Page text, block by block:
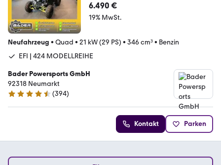
6.490 €
19% MwSt.
Neufahrzeug • Quad • 21 kW (29 PS) • 346 cm³• Benzin
EFI | 424 MODELLREIHE
Bader Powersports GmbH
92318 Neumarkt
4.6 Sterne
(394)
Kontakt Parken